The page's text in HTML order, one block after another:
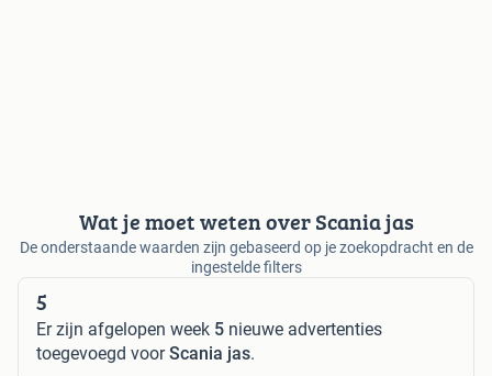
Wat je moet weten over Scania jas
De onderstaande waarden zijn gebaseerd op je zoekopdracht en de
ingestelde filters
5
Er zijn afgelopen week 5 nieuwe advertenties
toegevoegd voorScania jas.